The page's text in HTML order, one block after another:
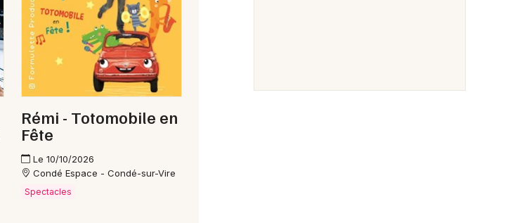
Rémi - Totomobile en
Fête
Le 10/10/2026
Condé Espace - Condé-sur-Vire
Spectacles